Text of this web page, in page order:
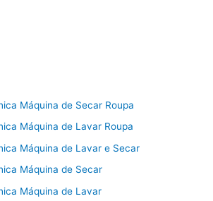
Máquina de Secar Roupa
Máquina de Lavar Roupa
Máquina de Lavar e Secar
Máquina de Secar
Máquina de Lavar